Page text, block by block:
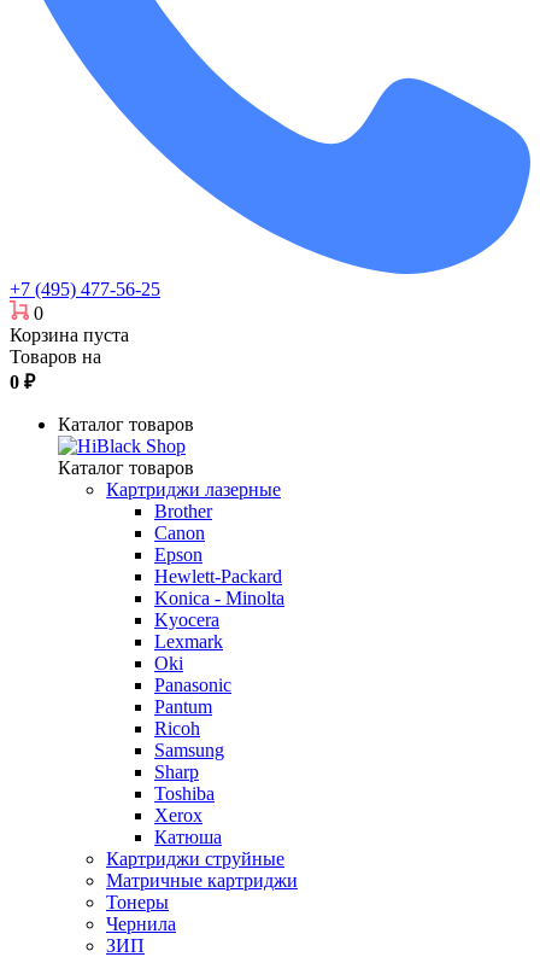
+7 (495) 477-56-25
0
Корзина пуста
Товаров на
0 ₽
Каталог товаров
Каталог товаров
Картриджи лазерные
Brother
Canon
Epson
Hewlett-Packard
Konica - Minolta
Kyocera
Lexmark
Oki
Panasonic
Pantum
Ricoh
Samsung
Sharp
Toshiba
Xerox
Катюша
Картриджи струйные
Матричные картриджи
Тонеры
Чернила
ЗИП